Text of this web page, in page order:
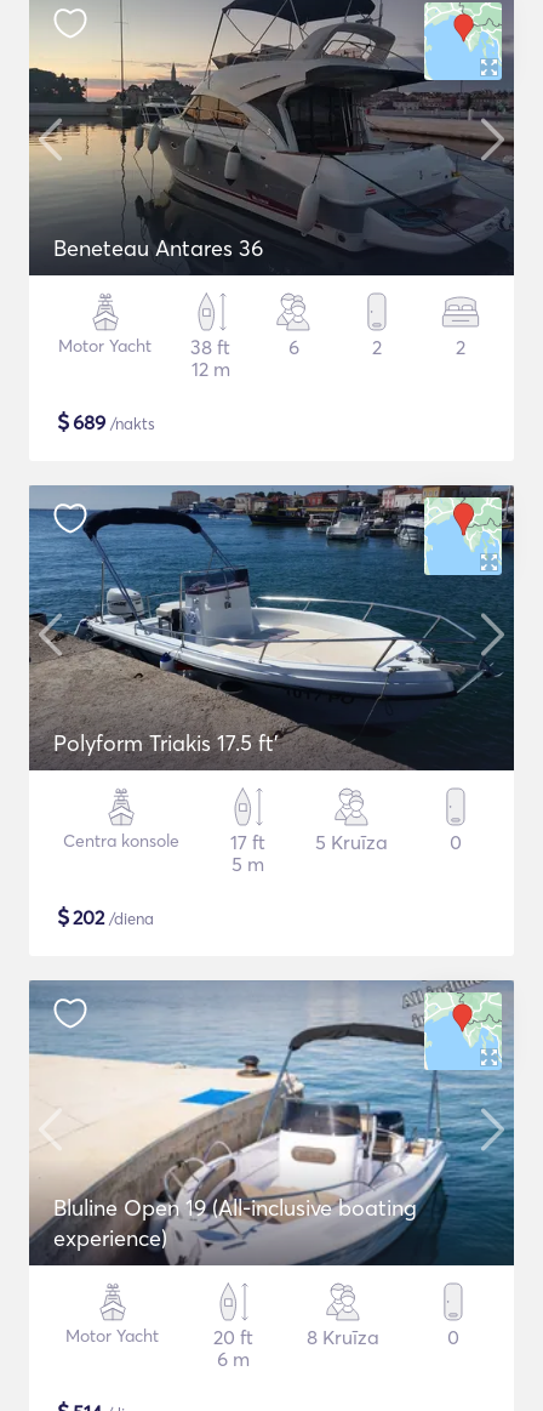
Beneteau Antares 36
Motor Yacht
38 ft
12 m
6 2 2
$689 /nakts
Polyform Triakis 17.5 ft'
Centra konsole
17 ft
5 m
5 Kruīza 0
$202/diena
Bluline Open 19 (All-inclusive boating
experience)
Motor Yacht
20 ft
6 m
8 Kruīza 0